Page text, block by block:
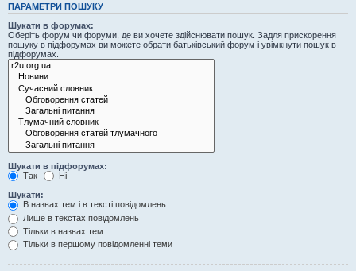
ПАРАМЕТРИ ПОШУКУ
Шукати в форумах:
Оберіть форум чи форуми, де ви хочете здійснювати пошук. Задля прискорення
пошуку в підфорумах ви можете обрати батьківський форум і увімкнути пошук в
підфорумах.
Шукати в підфорумах:
Так
Ні
Шукати:
В назвах тем і в тексті повідомлень
Лише в текстах повідомлень
Тільки в назвах тем
Тільки в першому повідомленні теми